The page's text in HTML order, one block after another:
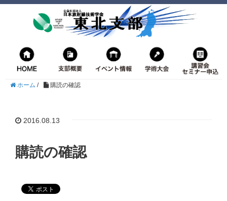
ホーム / 購読の確認
2016.08.13
購読の確認